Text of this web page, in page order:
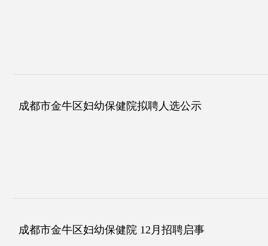
成都市金牛区妇幼保健院拟聘人选公示
成都市金牛区妇幼保健院 12月招聘启事